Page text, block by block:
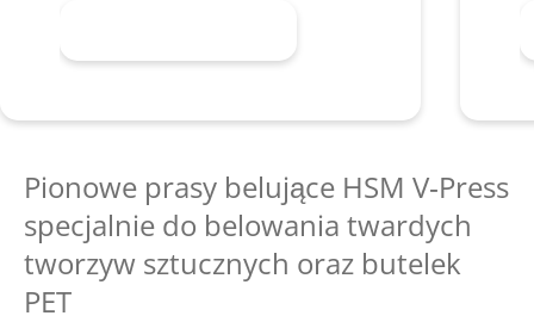
Pionowe prasy belujące HSM V‑Press
specjalnie do belowania twardych
tworzyw sztucznych oraz butelek
PET